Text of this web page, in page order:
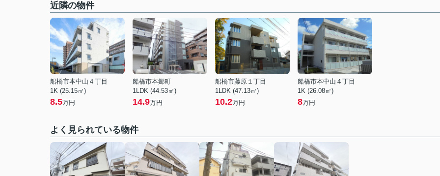
近隣の物件
船橋市本中山４丁目
1K (25.15㎡)
8.5万円
船橋市本郷町
1LDK (44.53㎡)
14.9万円
船橋市藤原１丁目
1LDK (47.13㎡)
10.2万円
船橋市本中山４丁目
1K (26.08㎡)
8万円
よく見られている物件